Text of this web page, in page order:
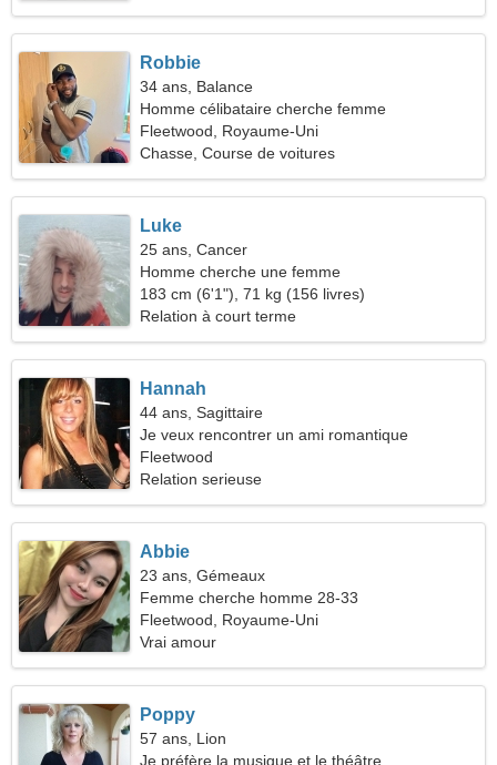
Robbie
34 ans, Balance
Homme célibataire cherche femme
Fleetwood, Royaume-Uni
Chasse, Course de voitures
Luke
25 ans, Cancer
Homme cherche une femme
183 cm (6'1"), 71 kg (156 livres)
Relation à court terme
Hannah
44 ans, Sagittaire
Je veux rencontrer un ami romantique
Fleetwood
Relation serieuse
Abbie
23 ans, Gémeaux
Femme cherche homme 28-33
Fleetwood, Royaume-Uni
Vrai amour
Poppy
57 ans, Lion
Je préfère la musique et le théâtre